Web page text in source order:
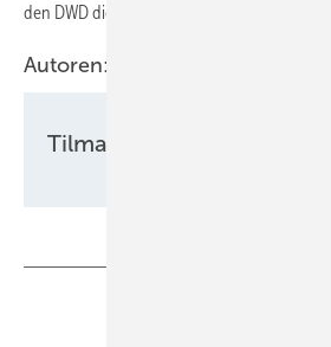
den DWD die notwendige Planungssicherheit.
Autoren:
Tilman Weber